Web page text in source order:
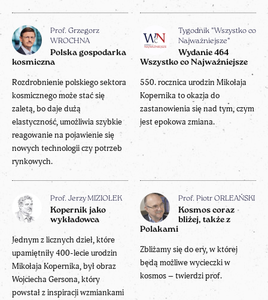
Prof. Grzegorz
WROCHNA
Polska gospodarka
kosmiczna
Rozdrobnienie polskiego sektora
kosmicznego może stać się
zaletą, bo daje dużą
elastyczność, umożliwia szybkie
reagowanie na pojawienie się
nowych technologii czy potrzeb
rynkowych.
Tygodnik "Wszystko co
Najważniejsze"
Wydanie 464
Wszystko co Najważniejsze
550. rocznica urodzin Mikołaja
Kopernika to okazja do
zastanowienia się nad tym, czym
jest epokowa zmiana.
Prof. Jerzy MIZIOŁEK
Kopernik jako
wykładowca
Jednym z licznych dzieł, które
upamiętniły 400-lecie urodzin
Mikołaja Kopernika, był obraz
Wojciecha Gersona, który
powstał z inspiracji wzmiankami
Prof. Piotr ORLEAŃSKI
Kosmos coraz
bliżej, także z
Polakami
Zbliżamy się do ery, w której
będą możliwe wycieczki w
kosmos – twierdzi prof.